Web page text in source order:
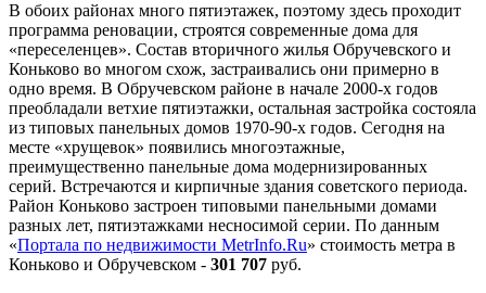
В обоих районах много пятиэтажек, поэтому здесь проходит
программа реновации, строятся современные дома для
«переселенцев». Состав вторичного жилья Обручевского и
Коньково во многом схож, застраивались они примерно в
одно время. В Обручевском районе в начале 2000-х годов
преобладали ветхие пятиэтажки, остальная застройка состояла
из типовых панельных домов 1970-90-х годов. Сегодня на
месте «хрущевок» появились многоэтажные,
преимущественно панельные дома модернизированных
серий. Встречаются и кирпичные здания советского периода.
Район Коньково застроен типовыми панельными домами
разных лет, пятиэтажками несносимой серии. По данным
«Портала по недвижимости MetrInfo.Ru» стоимость метра в
Коньково и Обручевском - 301 707 руб.